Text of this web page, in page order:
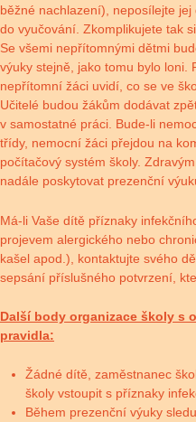
běžné nachlazení), neposílejte
do vyučování. Zkomplikujete tak
Se všemi nepřítomnými dětmi
výuky stejně, jako tomu bylo loni.
nepřítomní žáci uvidí, co se ve
Učitelé budou žákům dodávat
v samostatné práci. Bude-li
třídy, nemocní žáci přejdou na
počítačový systém školy.
nadále poskytovat prezenční
Má-li Vaše dítě příznaky
projevem alergického nebo
kašel apod.), kontaktujte svého
sepsání příslušného potvrzení,
Další body organizace školy s
pravidla:
Žádné dítě, zaměstnanec
školy vstoupit s příznaky
Během prezenční výuky